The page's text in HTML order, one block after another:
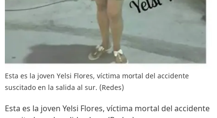
Esta es la joven Yelsi Flores, víctima mortal del accidente
suscitado en la salida al sur. (Redes)
Esta es la joven Yelsi Flores, víctima mortal del accidente